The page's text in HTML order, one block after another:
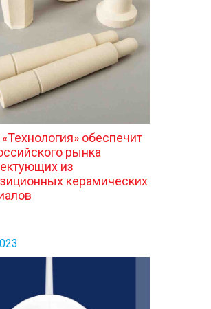
обеспечит
рынка
из
керамических